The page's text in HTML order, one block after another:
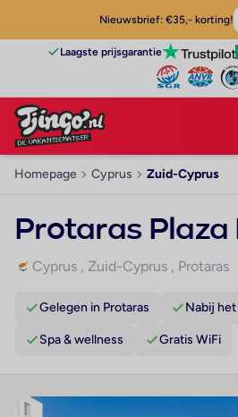
Nieuwsbrief: €35,- korting!
Laagste prijsgarantie
Homepage Cyprus Zuid-Cyprus
Protaras Plaza
Cyprus , Zuid-Cyprus , Protaras
Gelegen in Protaras Nabij
Spa & wellness Gratis WiFi